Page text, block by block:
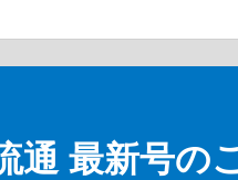
通 最新号の